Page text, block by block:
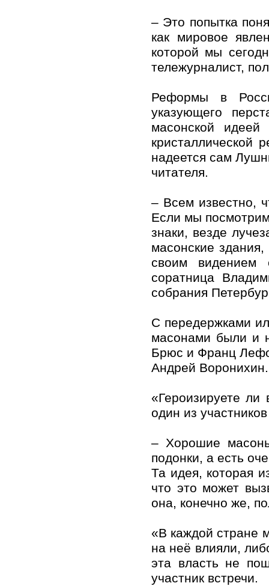
– Это попытка
как мировое
которой мы
тележурналист,
Реформы в
указующего
масонской идеей
кристаллической
надеется сам
читателя.
– Всем известно,
Если мы
знаки, везде
масонские
своим видением
соратница
собрания
С передержками
масонами были и
Брюс и Франц
Андрей Воронихин.
«Героизируете
один из
– Хорошие
подонки, а есть
Та идея, которая
что это может
она, конечно же,
«В каждой стране
на неё влияли,
эта власть не
участник встречи.